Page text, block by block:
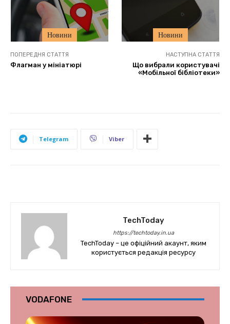
Новини Новини
ПОПЕРЕДНЯ СТАТТЯ
Флагман у мініатюрі
НАСТУПНА СТАТТЯ
Що вибрали користувачі
«Мобільної бібліотеки»
Telegram Viber
TechToday
https://techtoday.in.ua
TechToday – це офіційний акаунт, яким
користується редакція ресурсу
VODAFONE